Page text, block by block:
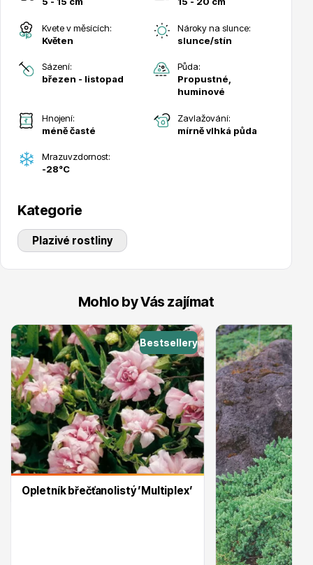
Drobná ovoce
Substráty, hnojiva, kůra
Trvalky
Bylinky do kuchyně
Kvete v měsících:
Květen
Nároky na slunce:
slunce/stín
Sázení:
březen - listopad
Půda:
Propustné,
huminové
Hnojení:
méně časté
Zavlažování:
mírně vlhká půda
Mrazuvzdornost:
-28°C
Kategorie
Plazivé rostliny
Mohlo by Vás zajímat
Bestsellery
Opletník břečťanolistý ’Multiplex’